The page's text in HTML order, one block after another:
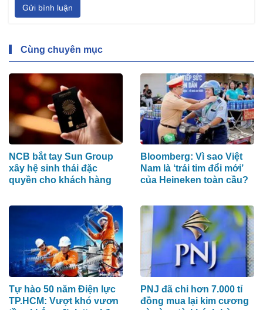
Gửi bình luận
Cùng chuyên mục
NCB bắt tay Sun Group
xây hệ sinh thái đặc
quyền cho khách hàng
Bloomberg: Vì sao Việt
Nam là ‘trái tim đổi mới’
của Heineken toàn cầu?
Tự hào 50 năm Điện lực
TP.HCM: Vượt khó vươn
PNJ đã chi hơn 7.000 tỉ
đồng mua lại kim cương